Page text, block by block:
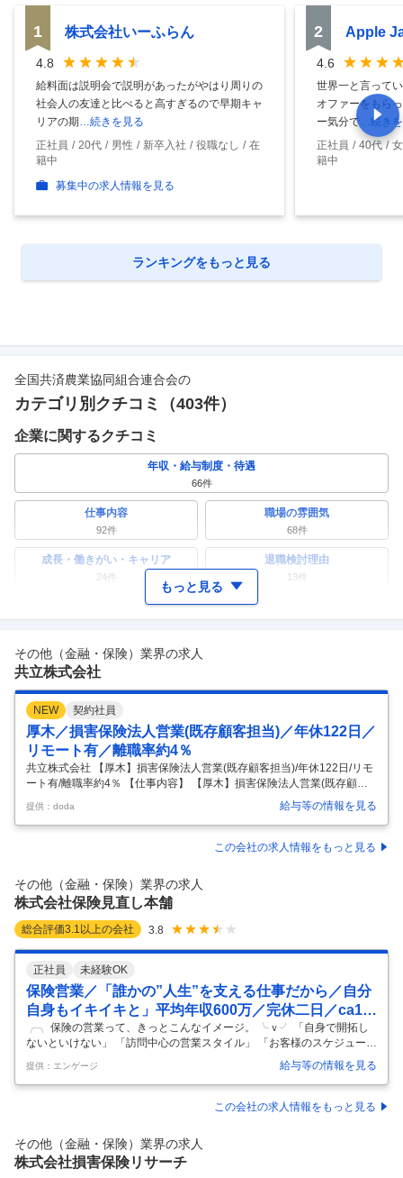
1 株式会社いーふらん
4.8
給料面は説明会で説明があったがやはり周りの
社会人の友達と比べると高すぎるので早期キャ
リアの期…続きを見る
正社員
20代 男性 新卒入社 役職なし
在
籍中
募集中の求人情報を見る
2 Apple
4.6
世界一と言って
オファーをもら
ー気分で…続き
正社員
40代
籍中
ランキングをもっと見る
全国共済農業協同組合連合会の
カテゴリ別クチコミ（403件）
企業に関するクチコミ
年収・給与制度・待遇
66件
仕事内容
92件
職場の雰囲気
68件
成長・働きがい・キャリア
24 件
退職検討理由
13 件
ワークライフバランス 女性の活躍・働きやすさ
副業
10
12件
企業の選考に関するクチコミ
中途採用面接・選考 新卒採用面接・選考
もっと見る
その他（金融・保険）業界の求人
共立株式会社
NEW 契約社員
厚木／損害保険法人営業(既存顧客担当)／年休122日／
リモート有／離職率約4％
共立株式会社 【厚木】損害保険法人営業(既存顧客担当)/年休122日/リモ
ート有/離職率約4％ 【仕事内容】 【厚木】損害保険法人営業(既存顧客
担当)/年休122日/リモート有/離職率約4％ 【具体的な仕事内容】 【創業1
15年／既存顧客担当／顧客に深く向き合う法人営業／リモート可/セカン
ドキャリア歓迎】 ■ミッション 既存顧客への満期対応や契約管理をベー
スに、顧客の事業リスクや経営課題に応じた追加提案を行い、長期的な
たコンサルティブな営業スタイルが特徴です。 またじっくりとお客様と
向き合える営業職となります。 ■仕事内容 〇既存
提供：doda 給与等の情報を見る
この会社の求人情報をもっと見る
その他（金融・保険）業界の求人
株式会社保険見直し本舗
総合評価3.1 以上の会社 3.8
正社員 未経験OK
保険営業／「誰かの”人生”を支える仕事だから／自分
自身もイキイキと」平均年収600万／完休二日／ca10
304
╭╮ 保険の営業って、きっとこんなイメージ。 ╰ｖ╯ 「自身で開拓し
ないといけない」 「訪問中心の営業スタイル」 「お客様のスケジュール
に合わせて勤務」 ―それ、当社では全部ナシ。 【無理なく稼げる仕組
み】【私生活とのメリハリ】 どちらも叶える働き方、見てみてくださ
い。 ★Point1 来店型の保険見直しサービスを提供 新規のお客様獲得は
専任部署が対応するので テレアポや飛び込みは一切ありません。 目の前
ティブを支給 仮に店舗全体で目標を達成していなくても 個人で達成して
いれば、インセンティブを支給。 成果に応じて高
提供：エンゲージ 給与等の情報を見る
この会社の求人情報をもっと見る
その他（金融・保険）業界の求人
株式会社損害保険リサーチ